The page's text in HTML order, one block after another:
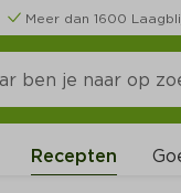
Meer dan 1600
Recepten